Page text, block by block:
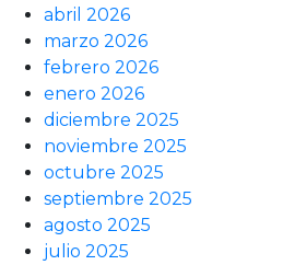
abril 2026
marzo 2026
febrero 2026
enero 2026
diciembre 2025
noviembre 2025
octubre 2025
septiembre 2025
agosto 2025
julio 2025